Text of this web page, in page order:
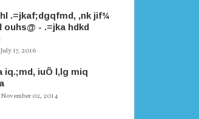
.=jkaf;dgqfmd, ,nk jif¾
ouhs@ - .=jka hdkd
17, 2016
iq.;md, iuÕ l,lg miq
02, 2014